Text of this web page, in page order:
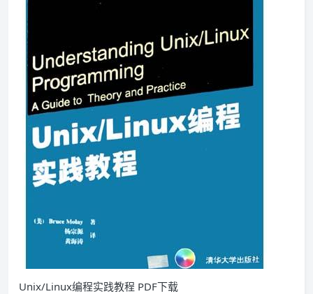
Unix/Linux编程实践教程 PDF下载